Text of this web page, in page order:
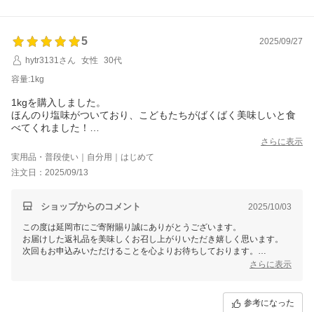
5
2025/09/27
hytr3131さん
女性
30代
容量:1kg
1kgを購入しました。
ほんのり塩味がついており、こどもたちがばくばく美味しいと食
べてくれました！
次回もぜひ注文したいと思います！
さらに表示
実用品・普段使い｜自分用｜はじめて
注文日：2025/09/13
ショップからのコメント 2025/10/03
この度は延岡市にご寄附賜り誠にありがとうございます。
お届けした返礼品を美味しくお召し上がりいただき嬉しく思います。
次回もお申込みいただけることを心よりお待ちしております。
ご家庭でも当市の魅力を感じていただけるよう、丹精込めて作り上げた
さらに表示
参考になった